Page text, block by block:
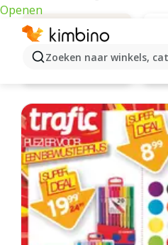
Openen
Zoeken naar winkels,